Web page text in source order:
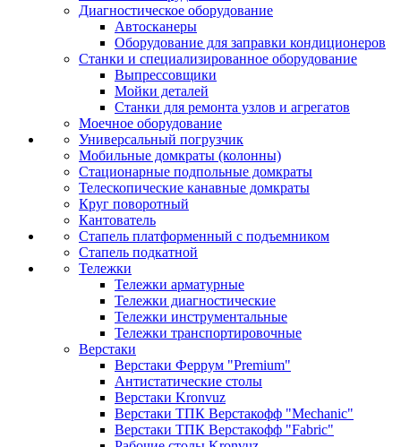
Диагностическое оборудование
Автосканеры
Оборудование для заправки кондиционеров
Станки и специализированное оборудование
Выпрессовщики
Мойки деталей
Станки для ремонта узлов и агрегатов
Моечное оборудование
Универсальный погрузчик
Мобильные домкраты (колонны)
Стационарные подпольные домкраты
Телескопические канавные домкраты
Круг поворотный
Кантователь
Стапель платформенный с подъемником
Стапель подкатной
Тележки
Тележки арматурные
Тележки диагностические
Тележки инструментальные
Тележки транспортировочные
Верстаки
Верстаки Феррум "Premium"
Антистатические столы
Верстаки Kronvuz
Верстаки ТПК Верстакофф "Mechanic"
Верстаки ТПК Верстакофф "Fabric"